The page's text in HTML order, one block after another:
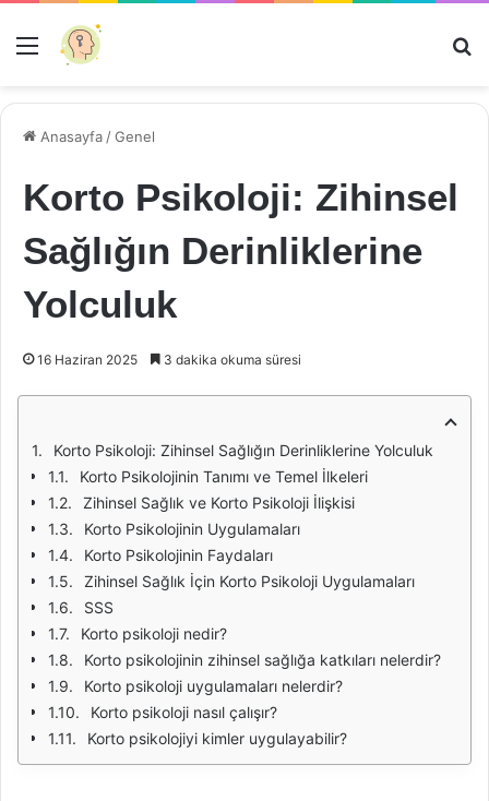
Menü
Anasayfa /Genel
Korto Psikoloji: Zihinsel
Sağlığın Derinliklerine
Yolculuk
16 Haziran 2025 3 dakika okuma süresi
Korto Psikoloji: Zihinsel Sağlığın Derinliklerine Yolculuk
Korto Psikolojinin Tanımı ve Temel İlkeleri
Zihinsel Sağlık ve Korto Psikoloji İlişkisi
Korto Psikolojinin Uygulamaları
Korto Psikolojinin Faydaları
Zihinsel Sağlık İçin Korto Psikoloji Uygulamaları
SSS
Korto psikoloji nedir?
Korto psikolojinin zihinsel sağlığa katkıları nelerdir?
Korto psikoloji uygulamaları nelerdir?
Korto psikoloji nasıl çalışır?
Korto psikolojiyi kimler uygulayabilir?